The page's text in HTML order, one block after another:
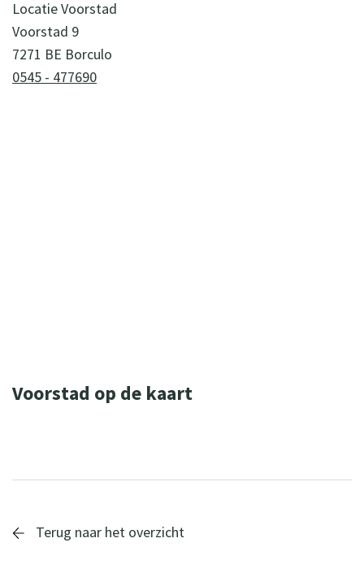
Locatie Voorstad
Voorstad 9
7271 BE Borculo
0545 - 477690
Voorstad op de kaart
−
Terug naar het overzicht